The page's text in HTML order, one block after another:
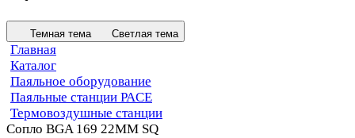
Темная тема Светлая тема
Главная
Каталог
Паяльное оборудование
Паяльные станции PACE
Термовоздушные станции
Сопло BGA 169 22MM SQ